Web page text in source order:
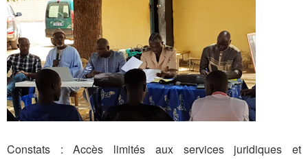
Constats : Accès limités aux services juridiques et